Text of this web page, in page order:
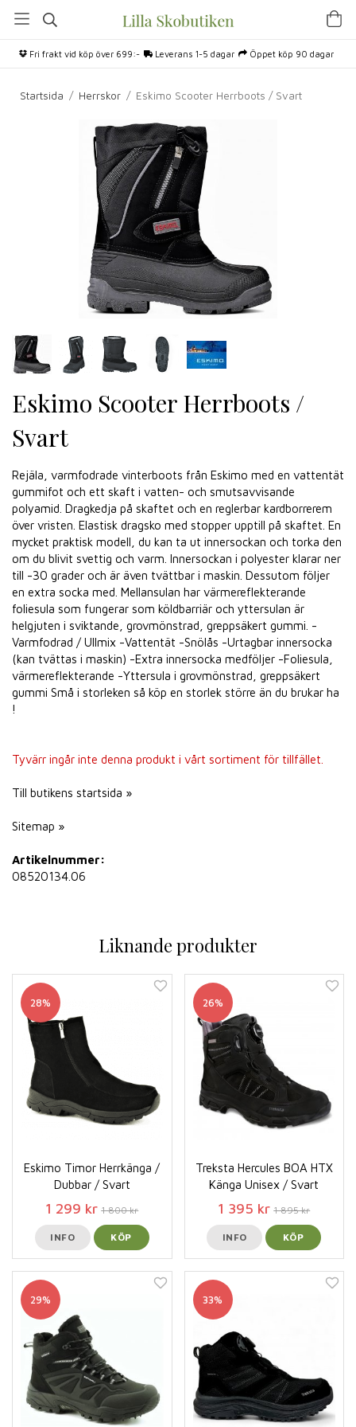
Fri frakt vid köp över 699:- Leverans 1-5 dagar Öppet köp 90 dagar
Startsida / Herrskor / Eskimo Scooter Herrboots / Svart
Eskimo Scooter Herrboots /
Svart
Rejäla, varmfodrade vinterboots från Eskimo med en vattentät
gummifot och ett skaft i vatten- och smutsavvisande
polyamid. Dragkedja på skaftet och en reglerbar kardborrerem
över vristen. Elastisk dragsko med stopper upptill på skaftet. En
mycket praktisk modell, du kan ta ut innersockan och torka den
om du blivit svettig och varm. Innersockan i polyester klarar ner
till -30 grader och är även tvättbar i maskin. Dessutom följer
en extra socka med. Mellansulan har värmereflekterande
foliesula som fungerar som köldbarriär och yttersulan är
helgjuten i sviktande, grovmönstrad, greppsäkert gummi. -
Varmfodrad / Ullmix -Vattentät -Snölås -Urtagbar innersocka
(kan tvättas i maskin) -Extra innersocka medföljer -Foliesula,
värmereflekterande -Yttersula i grovmönstrad, greppsäkert
gummi Små i storleken så köp en storlek större än du brukar ha
!
Tyvärr ingår inte denna produkt i vårt sortiment för tillfället.
Till butikens startsida »
Sitemap »
Artikelnummer:
08520134.06
Liknande produkter
28%
Eskimo Timor Herrkänga /
Dubbar / Svart
1 299 kr 1 800 kr
INFO KÖP
26%
Treksta Hercules BOA HTX
Känga Unisex / Svart
1 395 kr 1 895 kr
INFO KÖP
29% 33%